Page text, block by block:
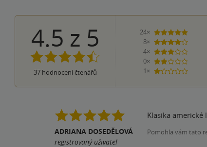
4.5 z 5
37hodnocení čtenářů
24×
5
8×
4
4×
3 hvězdičky
0×
2 hvězdičky
1×
1 hvezdička
ADRIANA DOSEDĚLOVÁ
registrovaný uživatel
Klasika
Pomohla vám tato